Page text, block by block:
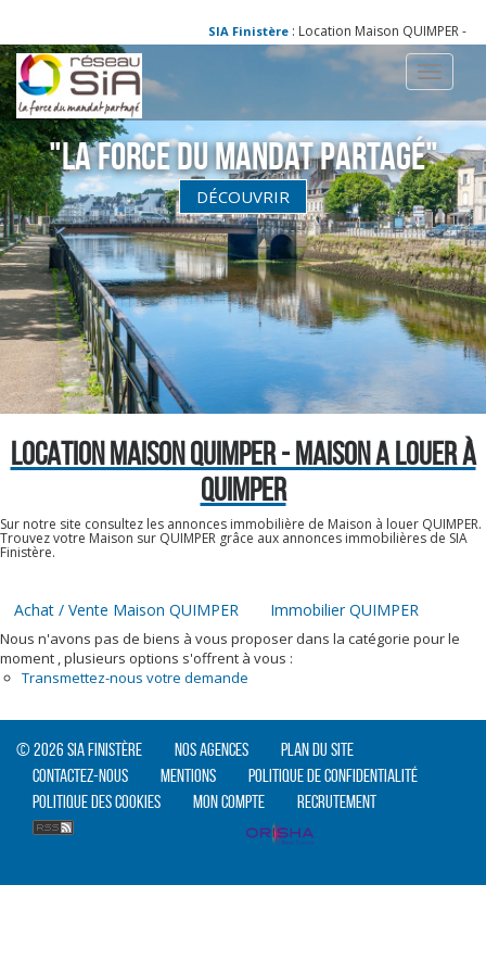
SIA Finistère: Location Maison QUIMPER -
Toggle
"La Force du Mandat partagé"
DÉCOUVRIR
LOCATION MAISON QUIMPER - MAISON A LOUER À
QUIMPER
Sur notre site consultez les annonces immobilière de Maison à louer QUIMPER.
Trouvez votre Maison sur QUIMPER grâce aux annonces immobilières de SIA
Finistère.
Achat / Vente Maison QUIMPER Immobilier QUIMPER
Nous n'avons pas de biens à vous proposer dans la catégorie pour le
moment , plusieurs options s'offrent à vous :
Transmettez-nous votre demande
© 2026 SIA Finistère Nos agences
Plan du site
Contactez-nous
Mentions
Politique de confidentialité
Politique des cookies
Mon compte Recrutement